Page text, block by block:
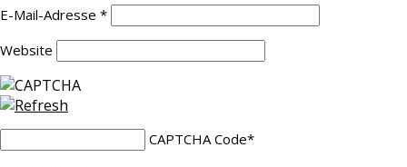
E-Mail-Adresse *
Website
CAPTCHA Code*